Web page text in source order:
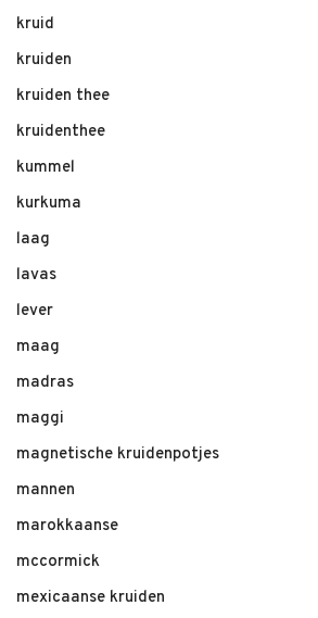
kruid
kruiden
kruiden thee
kruidenthee
kummel
kurkuma
laag
lavas
lever
maag
madras
maggi
magnetische kruidenpotjes
mannen
marokkaanse
mccormick
mexicaanse kruiden